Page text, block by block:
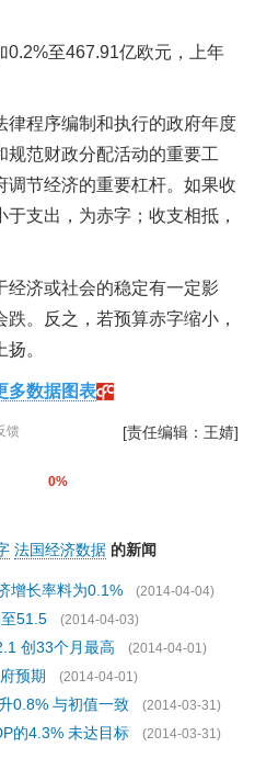
0.2%至467.91亿欧元，上年
律程序编制和执行的政府年度
规范财政分配活动的重要工
节经济的重要杠杆。如果收
支出，为赤字；收支相抵，
经济或社会的稳定有一定影
。反之，若预算赤字缩小，
。
多数据图表
馈 [责任编辑：王婧]
0%
法国经济数据 的新闻
增长率料为0.1%
(2014-04-04)
51.5
(2014-04-03)
创33个月最高
(2014-04-01)
预期
(2014-04-01)
0.8% 与初值一致
(2014-03-31)
的4.3% 未达目标 (2014-03-31)